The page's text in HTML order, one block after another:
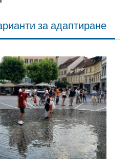
за адаптиране